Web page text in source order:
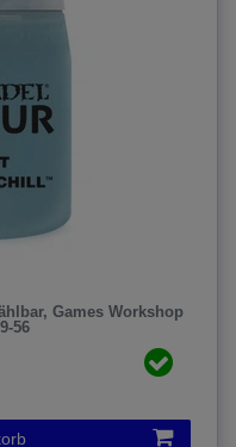
, Games Workshop
56